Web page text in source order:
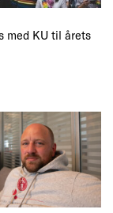
med KU til årets